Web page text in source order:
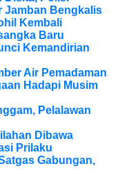
Jamban Bengkalis
Kembali
Baru
Kemandirian
Air Pemadaman
Hadapi Musim
Pelalawan
Dibawa
Prilaku
Gabungan,